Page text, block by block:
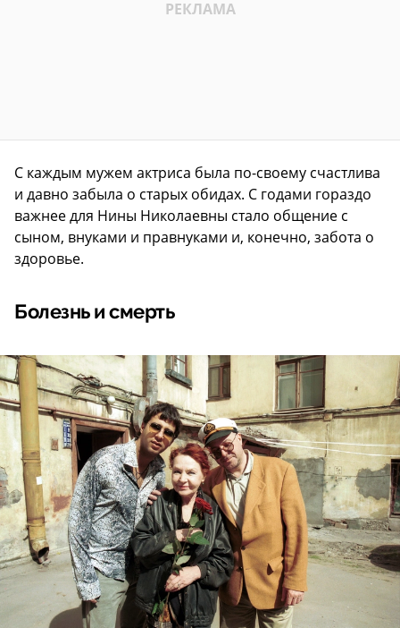
С каждым мужем актриса была по-своему счастлива
и давно забыла о старых обидах. С годами гораздо
важнее для Нины Николаевны стало общение с
сыном, внуками и правнуками и, конечно, забота о
здоровье.
Болезнь и смерть